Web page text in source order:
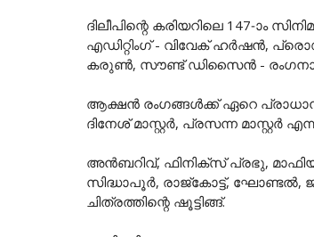
ദിലീപിന്റെ കരിയറിലെ 147-ാം
എഡിറ്റിംഗ് - വിവേക് ഹര്‍ഷന്‍,
കരുണ്‍, സൗണ്ട് ഡിസൈന്‍ - രംഗനാഥ്
ആക്ഷൻ രംഗങ്ങൾക്ക് ഏറെ
ദിനേശ് മാസ്റ്റർ, പ്രസന്ന
അൻബറിവ്, ഫിനിക്സ് പ്രഭു,
സിദ്ധാപൂർ, രാജ്കോട്ട്, ഘോണ്ടൽ,
ചിത്രത്തിന്റെ ഷൂട്ടിങ്ങ്.